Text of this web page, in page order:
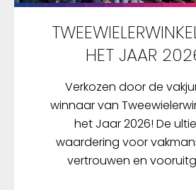
HET JAAR
Verkozen door de
winnaar van
het Jaar 2026! De
waardering voor
vertrouwen en